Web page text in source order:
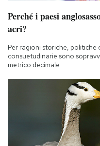
Perché i paesi
acri?
Per ragioni storiche, politiche
consuetudinarie sono
metrico decimale